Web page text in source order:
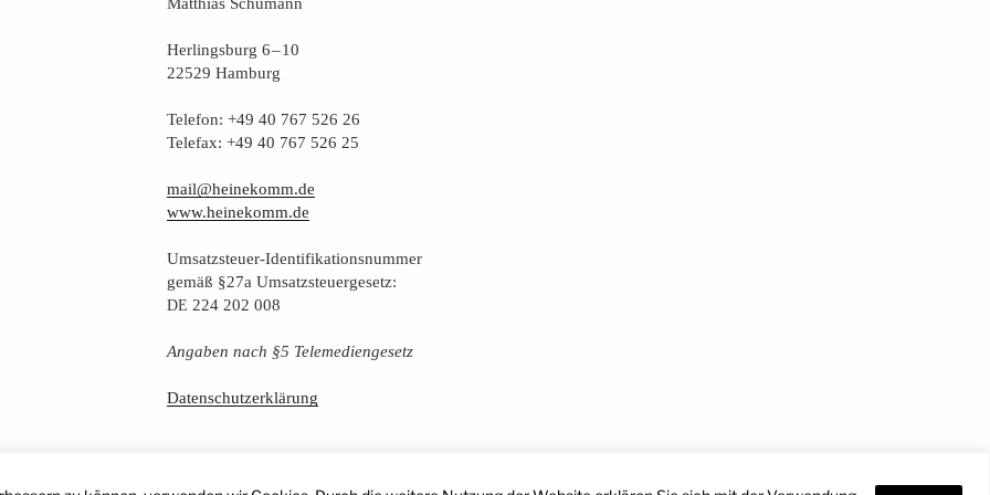
Her­lings­burg 6 – 10
22529 Hamburg
Tele­fon: +49 40 767 526 26
Tele­fax: +49 40 767 526 25
mail@heinekomm.de
www.heinekomm.de
Umsatz­steu­er-Iden­ti­fi­ka­ti­ons­num­mer
gemäß §27a Umsatzsteuergesetz:
DE 224 202 008
Anga­ben nach §5 Telemediengesetz
Daten­schutz­er­klä­rung